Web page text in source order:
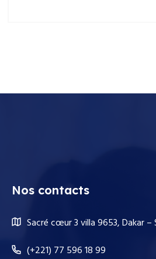
Nos contacts
Sacré cœur 3 villa 9653, Dakar –
(+221) 77 596 18 99